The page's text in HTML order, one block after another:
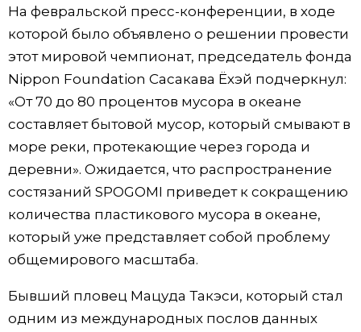
На февральской пресс-конференции, в ходе
которой было объявлено о решении провести
этот мировой чемпионат, председатель фонда
Nippon Foundation Сасакава Ёхэй подчеркнул:
«От 70 до 80 процентов мусора в океане
составляет бытовой мусор, который смывают в
море реки, протекающие через города и
деревни». Ожидается, что распространение
состязаний SPOGOMI приведет к сокращению
количества пластикового мусора в океане,
который уже представляет собой проблему
общемирового масштаба.
Бывший пловец Мацуда Такэси, который стал
одним из международных послов данных